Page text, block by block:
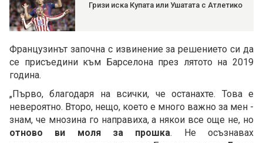
Гризи иска Купата или Ушатата с Атлетико
Французинът започна с извинение за решението си да
се присъедини към Барселона през лятото на 2019
година.
„Първо, благодаря на всички, че останахте. Това е
невероятно. Второ, нещо, което е много важно за мен -
знам, че мнозина го направиха, а някои все още не, но
отново ви моля за прошка. Не осъзнавах